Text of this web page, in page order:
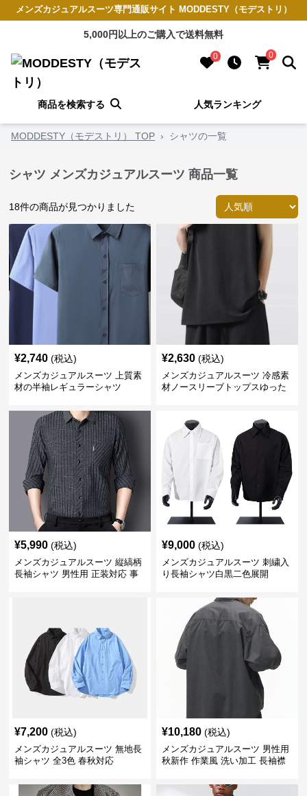
メンズカジュアルスーツ専門通販サイト MODDESTY（モデストリ）
5,000円以上のご購入で送料無料
0 0
商品を検索する 人気ランキング
MODDESTY（モデストリ） TOP › シャツの一覧
シャツ メンズカジュアルスーツ 商品一覧
18件の商品が見つかりました
¥2,740 (税込)
メンズカジュアルスーツ 上質素
材の半袖レギュラーシャツ
¥2,630 (税込)
メンズカジュアルスーツ 冷感素
材ノースリーブトップスゆった
¥5,990 (税込)
メンズカジュアルスーツ 縦縞柄
長袖シャツ 男性用 正装対応 事
¥9,000 (税込)
メンズカジュアルスーツ 刺繍入
り長袖シャツ白黒二色展開
¥7,200 (税込)
メンズカジュアルスーツ 無地長
袖シャツ 全3色 春秋対応
¥10,180 (税込)
メンズカジュアルスーツ 男性用
秋新作 作業風 洗い加工 長袖襟